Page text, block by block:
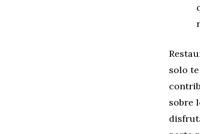
solo
sobre